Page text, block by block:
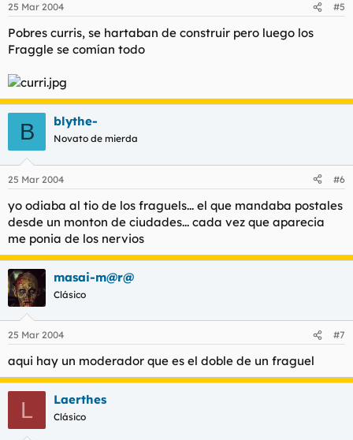
25 Mar 2004 #5
Pobres curris, se hartaban de construir pero luego los
Fraggle se comían todo
B blythe-
Novato de mierda
25 Mar 2004 #6
yo odiaba al tio de los fraguels... el que mandaba postales
desde un monton de ciudades... cada vez que aparecia
me ponia de los nervios
masai-m@r@
Clásico
25 Mar 2004 #7
aqui hay un moderador que es el doble de un fraguel
L Laerthes
Clásico